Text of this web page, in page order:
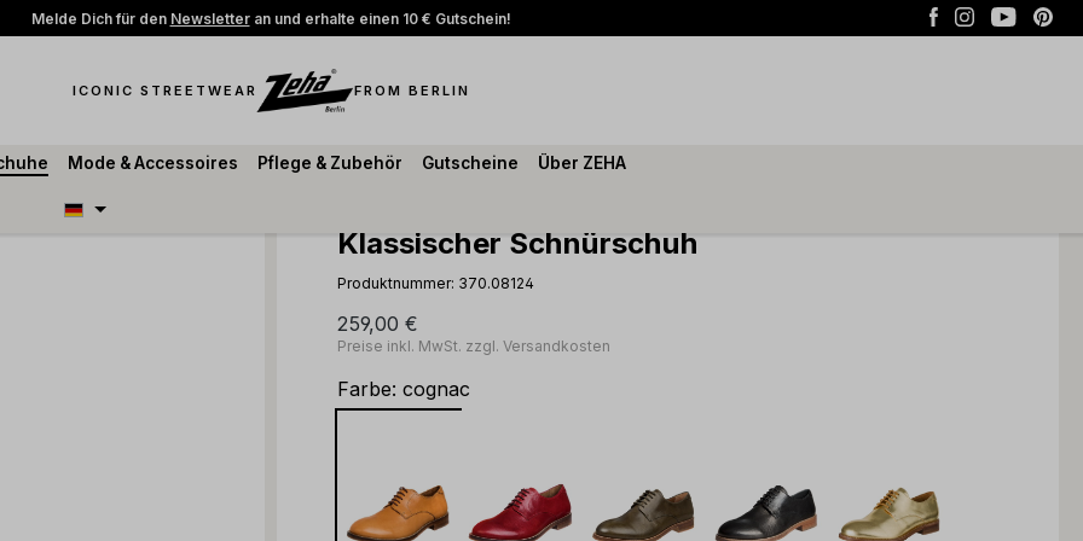
Melde Dich für den Newsletteran und erhalte einen 10 € Gutschein!
ICONIC STREETWEAR FROM BERLIN
Mode & Accessoires Pflege & Zubehör Gutscheine Über ZEHA
Klassischer Schnürschuh
Produktnummer: 370.08124
259,00 €
Preise inkl. MwSt. zzgl. Versandkosten
Farbe: cognac